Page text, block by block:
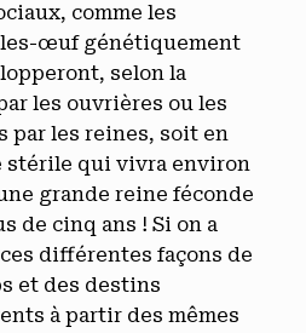
comme les
œuf génétiquement
selon la
les ouvrières ou les
par les reines, soit en
stérile qui vivra environ
grande reine féconde
de cinq ans ! Si on a
différentes façons de
et des destins
à partir des mêmes